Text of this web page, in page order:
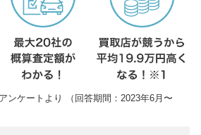
ンケートより （回答期間：2023年6月〜